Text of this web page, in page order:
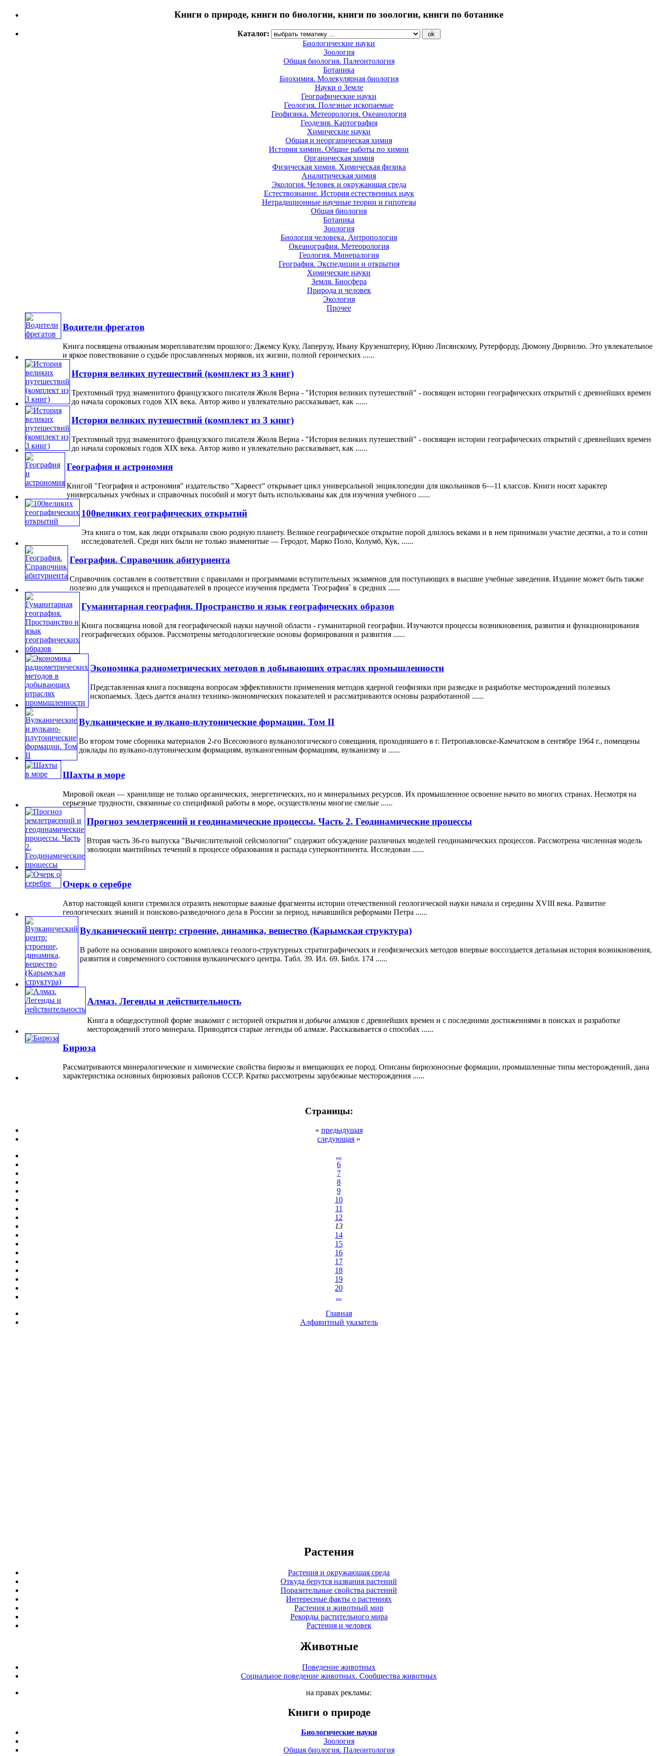
Книги о природе, книги по биологии, книги по зоологии, книги по ботанике
Каталог:
Биологические науки
Зоология
Общая биология. Палеонтология
Ботаника
Биохимия. Молекулярная биология
Науки о Земле
Географические науки
Геология. Полезные ископаемые
Геофизика. Метеорология. Океанология
Геодезия. Картография
Химические науки
Общая и неорганическая химия
История химии. Общие работы по химии
Органическая химия
Физическая химия. Химическая физика
Аналитическая химия
Экология. Человек и окружающая среда
Естествознание. История естественных наук
Нетрадиционные научные теории и гипотезы
Общая биология
Ботаника
Зоология
Биология человека. Антропология
Океанография. Метеорология
Геология. Минералогия
География. Экспедиции и открытия
Химические науки
Земля. Биосфера
Природа и человек
Экология
Прочее
Водители фрегатов
Книга посвящена отважным мореплавателям прошлого: Джемсу Куку, Лаперузу, Ивану Крузенштерну, Юрию Лисянскому, Рутерфорду, Дюмону Дюрвилю. Это увлекательное
и яркое повествование о судьбе прославленных моряков, их жизни, полной героических ......
История великих путешествий (комплект из 3 книг)
Трехтомный труд знаменитого французского писателя Жюля Верна - "История великих путешествий" - посвящен истории географических открытий с древнейших времен
до начала сороковых годов XIX века. Автор живо и увлекательно рассказывает, как ......
История великих путешествий (комплект из 3 книг)
Трехтомный труд знаменитого французского писателя Жюля Верна - "История великих путешествий" - посвящен истории географических открытий с древнейших времен
до начала сороковых годов XIX века. Автор живо и увлекательно рассказывает, как ......
География и астрономия
Книгой "География и астрономия" издательство "Харвест" открывает цикл универсальной энциклопедии для школьников 6—11 классов. Книги носят характер
универсальных учебных и справочных пособий и могут быть использованы как для изучения учебного ......
100великих географических открытий
Эта книга о том, как люди открывали свою родную планету. Великое географическое открытие порой длилось веками и в нем принимали участие десятки, а то и сотни
исследователей. Среди них были не только знаменитые — Геродот, Марко Поло, Колумб, Кук, ......
География. Справочник абитуриента
Справочник составлен в соответствии с правилами и программами вступительных экзаменов для поступающих в высшие учебные заведения. Издание может быть также
полезно для учащихся и преподавателей в процессе изучения предмета `География` в средних ......
Гуманитарная география. Пространство и язык географических образов
Книга посвящена новой для географической науки научной области - гуманитарной географии. Изучаются процессы возникновения, развития и функционирования
географических образов. Рассмотрены методологические основы формирования и развития ......
Экономика радиометрических методов в добывающих отраслях промышленности
Представленная книга посвящена вопросам эффективности применения методов ядерной геофизики при разведке и разработке месторождений полезных
ископаемых. Здесь дается анализ технико-экономических показателей и рассматриваются основы разработанной ......
Вулканические и вулкано-плутонические формации. Том II
Во втором томе сборника материалов 2-го Всесоюзного вулканологического совещания, проходившего в г. Петропавловске-Камчатском в сентябре 1964 г., помещены
доклады по вулкано-плутоническим формациям, вулканогенным формациям, вулканизму и ......
Шахты в море
Мировой океан — хранилище не только органических, энергетических, но и минеральных ресурсов. Их промышленное освоение начато во многих странах. Несмотря на
серьезные трудности, связанные со спецификой работы в море, осуществлены многие смелые ......
Прогноз землетрясений и геодинамические процессы. Часть 2. Геодинамические процессы
Вторая часть 36-го выпуска "Вычислительной сейсмологии" содержит обсуждение различных моделей геодинамических процессов. Рассмотрена численная модель
эволюции мантийных течений в процессе образования и распада суперконтинента. Исследован ......
Очерк о серебре
Автор настоящей книги стремился отразить некоторые важные фрагменты истории отечественной геологической науки начала и середины XVIII века. Развитие
геологических знаний и поисково-разведочного дела в России за период, начавшийся реформами Петра ......
Вулканический центр: строение, динамика, вещество (Карымская структура)
В работе на основании широкого комплекса геолого-структурных стратиграфических и геофизических методов впервые воссоздается детальная история возникновения,
развития и современного состояния вулканического центра. Табл. 39. Ил. 69. Библ. 174 ......
Алмаз. Легенды и действительность
Книга в общедоступной форме знакомит с историей открытия и добычи алмазов с древнейших времен и с последними достижениями в поисках и разработке
месторождений этого минерала. Приводятся старые легенды об алмазе. Рассказывается о способах ......
Бирюза
Рассматриваются минералогические и химические свойства бирюзы и вмещающих ее пород. Описаны бирюзоносные формации, промышленные типы месторождений, дана
характеристика основных бирюзовых районов СССР. Кратко рассмотрены зарубежные месторождения ......
Страницы:
« предыдущая
следующая »
...
6
7
8
9
10
11
12
13
14
15
16
17
18
19
20
...
Главная
Алфавитный указатель
Растения
Растения и окружающая среда
Откуда берутся названия растений
Поразительные свойства растений
Интересные факты о растениях
Растения и животный мир
Рекорды растительного мира
Растения и человек
Животные
Поведение животных
Социальное поведение животных. Сообщества животных
на правах рекламы:
Книги о природе
Биологические науки
Зоология
Общая биология. Палеонтология